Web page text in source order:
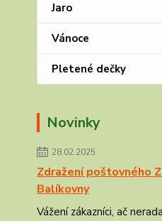
Jaro
Vánoce
Pletené dečky
Novinky
28.02.2025
Zdražení poštovného
Balíkovny
Vážení zákazníci, ač